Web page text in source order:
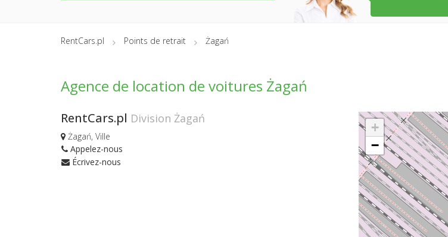
RentCars.pl Points de retrait Żagań
Agence de location de voitures Żagań
RentCars.pl Division Żagań
Żagań, Ville
Appelez-nous
Écrivez-nous
+
−